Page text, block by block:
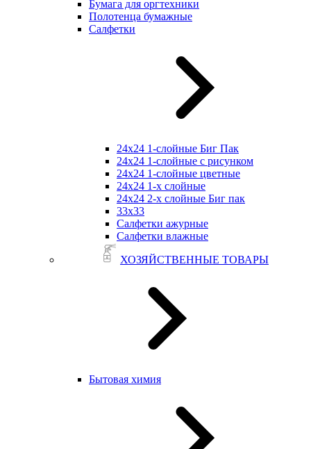
Бумага для оргтехники
Полотенца бумажные
Салфетки
24х24 1-слойные Биг Пак
24х24 1-слойные с рисунком
24х24 1-слойные цветные
24х24 1-х слойные
24х24 2-х слойные Биг пак
33х33
Салфетки ажурные
Салфетки влажные
ХОЗЯЙСТВЕННЫЕ ТОВАРЫ
Бытовая химия